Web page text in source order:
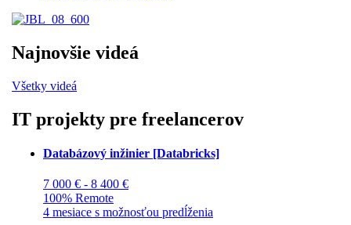
Najnovšie videá
Všetky videá
IT projekty pre freelancerov
Databázový inžinier [Databricks]
7 000 € - 8 400 €
100% Remote
4 mesiace s možnosťou predĺženia